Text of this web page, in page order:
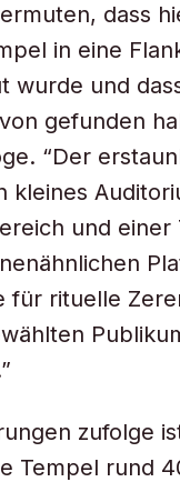
dass
in eine
wurde und
gefunden
“Der
kleines
und
für rituelle
zufolge
Tempel rund